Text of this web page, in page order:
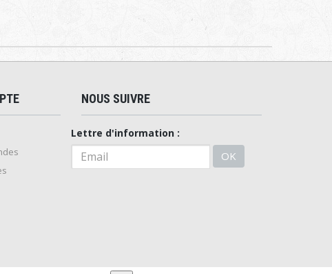
NOUS SUIVRE
Lettre d'information :
OK